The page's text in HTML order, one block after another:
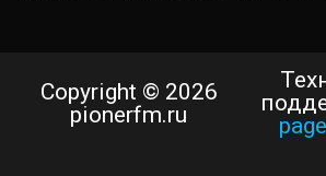
Copyright © 2026
pionerfm.ru